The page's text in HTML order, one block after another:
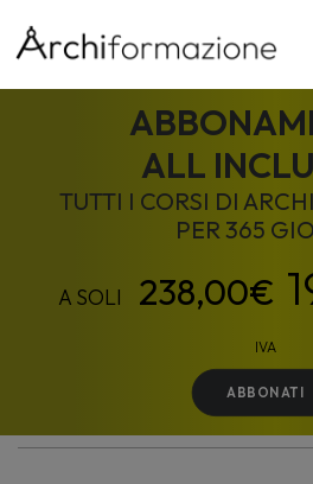
ALL
TUTTI I CORSI DI
PER 365
IVA
ABBONATI